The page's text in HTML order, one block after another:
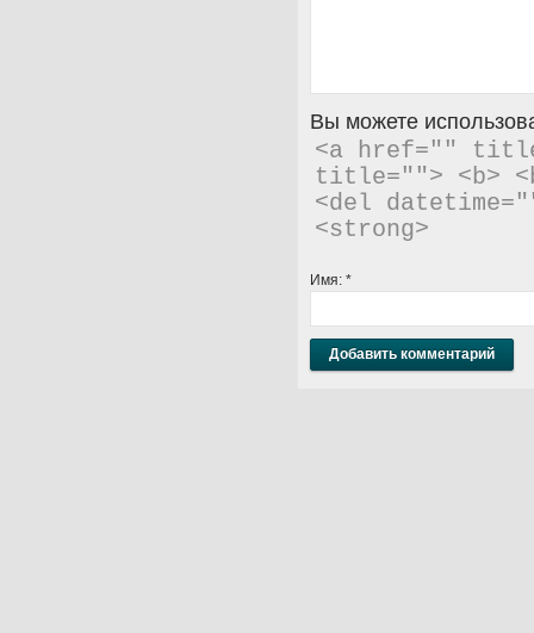
Вы можете
<a href=""
title=""> <b>
<del
<strong>
Имя: *